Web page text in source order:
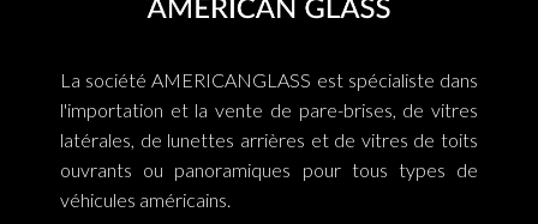
La société AMERICANGLASS est spécialiste dans
l'importation et la vente de pare-brises, de vitres
latérales, de lunettes arrières et de vitres de toits
ouvrants ou panoramiques pour tous types de
véhicules américains.